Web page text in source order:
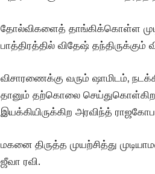
தோல்விகளைத் தாங்கிக்கொள்ள
பாத்திரத்தில் விதேஷ்
விசாரணைக்கு வரும் ஷாமிடம்,
தானும் தற்கொலை செய்துகொள்கிற
இயக்கியிருக்கிற அரவிந்த்
மகனை திருத்த முயற்சித்து
ஜீவா ரவி.